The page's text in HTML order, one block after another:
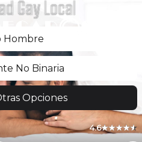
Gay Local
Hombre
No Binaria
Opciones
4.6